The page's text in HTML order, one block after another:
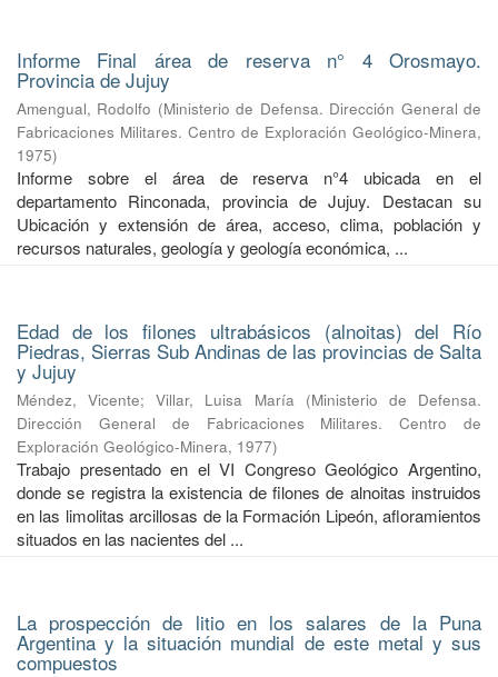
Informe Final área de reserva n° 4 Orosmayo.
Provincia de Jujuy
Amengual, Rodolfo (Ministerio de Defensa. Dirección General de
Fabricaciones Militares. Centro de Exploración Geológico-Minera,
1975)
Informe sobre el área de reserva n°4 ubicada en el
departamento Rinconada, provincia de Jujuy. Destacan su
Ubicación y extensión de área, acceso, clima, población y
recursos naturales, geología y geología económica, ...
Edad de los filones ultrabásicos (alnoitas) del Río
Piedras, Sierras Sub Andinas de las provincias de Salta
y Jujuy
Méndez, Vicente;Villar, Luisa María (Ministerio de Defensa.
Dirección General de Fabricaciones Militares. Centro de
Exploración Geológico-Minera, 1977)
Trabajo presentado en el VI Congreso Geológico Argentino,
donde se registra la existencia de filones de alnoitas instruidos
en las limolitas arcillosas de la Formación Lipeón, afloramientos
situados en las nacientes del ...
La prospección de litio en los salares de la Puna
Argentina y la situación mundial de este metal y sus
compuestos